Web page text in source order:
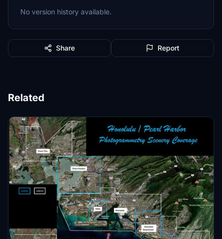
No version history available.
Share Report
Related